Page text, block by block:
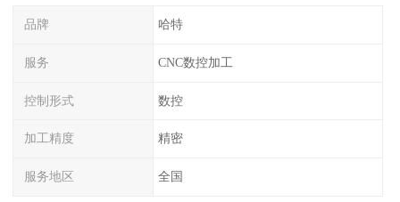
品牌 哈特
服务 CNC数控加工
控制形式 数控
加工精度 精密
服务地区 全国